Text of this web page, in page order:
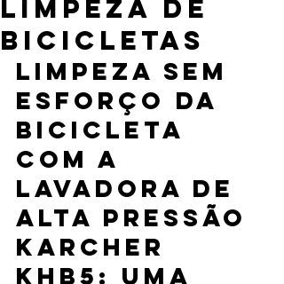
limpeza de
bicicletas
Limpeza sem
esforço da
bicicleta
com a
lavadora de
alta pressão
Karcher
KHB5: uma